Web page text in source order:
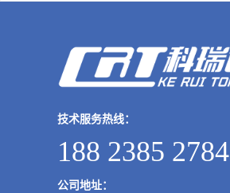
技术服务热线：
188 2385 2784
公司地址：